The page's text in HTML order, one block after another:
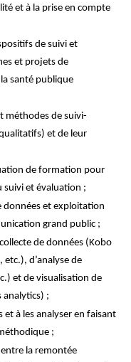
et à la prise en compte
de suivi et
et projets de
santé publique
méthodes de suivi-
et de leur
de formation pour
suivi etévaluation ;
donnéeset exploitation
grand public ;
de données (Kobo
etc.), d’analyse de
et de visualisation de
analytics) ;
à les analyser en faisant
;
la remontée